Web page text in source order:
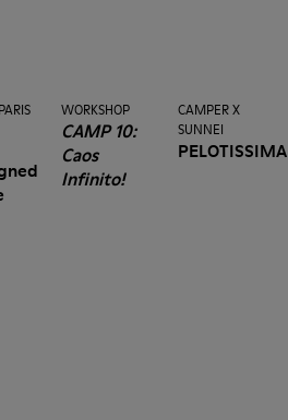
WORKSHOP
CAMP 10:
Caos
Infinito!
CAMPER X
SUNNEI
PELOTISSIMA